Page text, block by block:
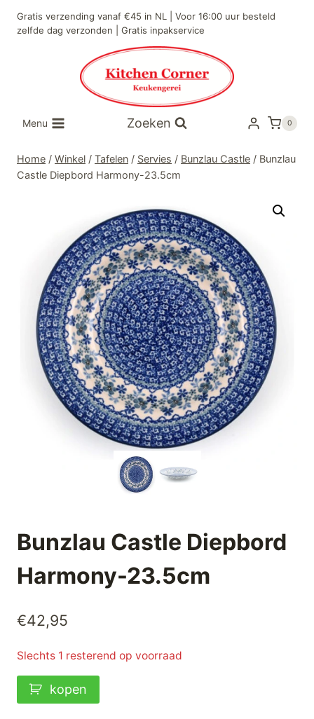
naar
Gratis verzending vanaf €45 in NL | Voor 16:00 uur besteld
zelfde dag verzonden | Gratis inpakservice
Menu Zoeken 0
Home / Winkel / Tafelen / Servies / Bunzlau Castle / Bunzlau
Castle Diepbord Harmony-23.5cm
Bunzlau Castle Diepbord
Harmony-23.5cm
€42,95
Slechts 1 resterend op voorraad
Bunzlau
Castle
kopen